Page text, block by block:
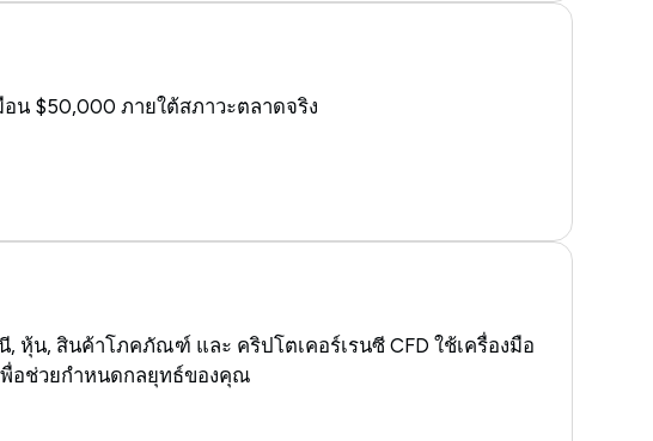
อน $50,000 ภายใต้สภาวะตลาดจริง
หุ้น, สินค้าโภคภัณฑ์ และ คริปโตเคอร์เรนซี CFD ใช้เครื่องมือ
พื่อช่วยกำหนดกลยุทธ์ของคุณ